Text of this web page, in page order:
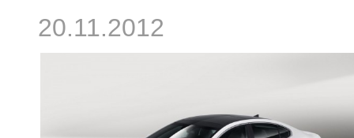
20.11.2012